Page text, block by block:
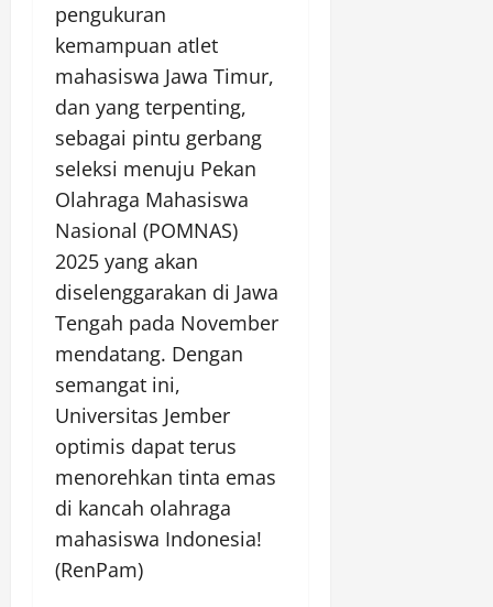
pengukuran
kemampuan atlet
mahasiswa Jawa Timur,
dan yang terpenting,
sebagai pintu gerbang
seleksi menuju Pekan
Olahraga Mahasiswa
Nasional (POMNAS)
2025 yang akan
diselenggarakan di Jawa
Tengah pada November
mendatang. Dengan
semangat ini,
Universitas Jember
optimis dapat terus
menorehkan tinta emas
di kancah olahraga
mahasiswa Indonesia!
(RenPam)